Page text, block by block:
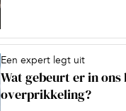
Een expert legt uit
Wat gebeurt er in ons
overprikkeling?